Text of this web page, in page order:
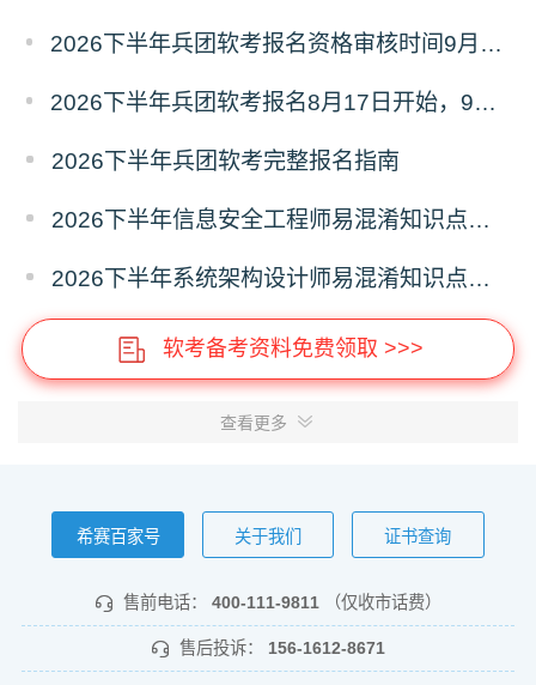
2026下半年兵团软考报名资格审核时间9月18日20:00截止
2026下半年兵团软考报名8月17日开始，9月18日17:00截止
2026下半年兵团软考完整报名指南
2026下半年信息安全工程师易混淆知识点资料
2026下半年系统架构设计师易混淆知识点资料
软考备考资料免费领取 >>>
查看更多
希赛百家号 关于我们 证书查询
售前电话： 400-111-9811 （仅收市话费）
售后投诉： 156-1612-8671